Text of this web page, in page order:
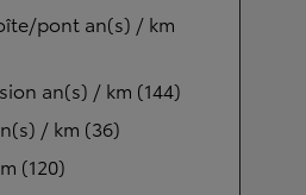
pont an(s) / km
an(s) / km (144)
/ km (36)
(120)